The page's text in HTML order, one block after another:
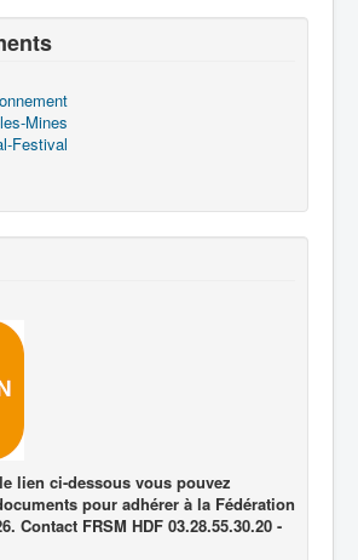
Mines
Festival
lien ci-dessous vous pouvez
pour adhérer à la Fédération
Contact FRSM HDF 03.28.55.30.20 -